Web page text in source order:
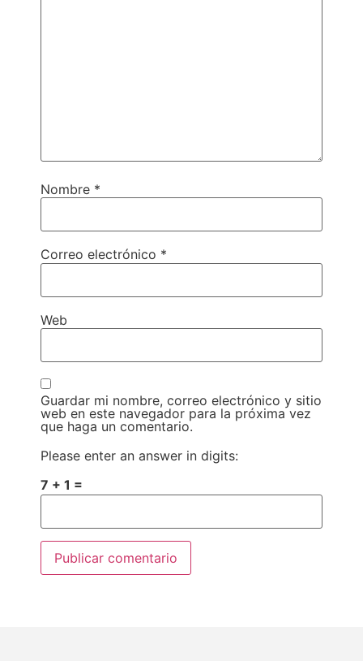
Nombre *
Correo electrónico *
Web
Guardar mi nombre, correo electrónico y sitio
web en este navegador para la próxima vez
que haga un comentario.
Please enter an answer in digits:
7 + 1 =